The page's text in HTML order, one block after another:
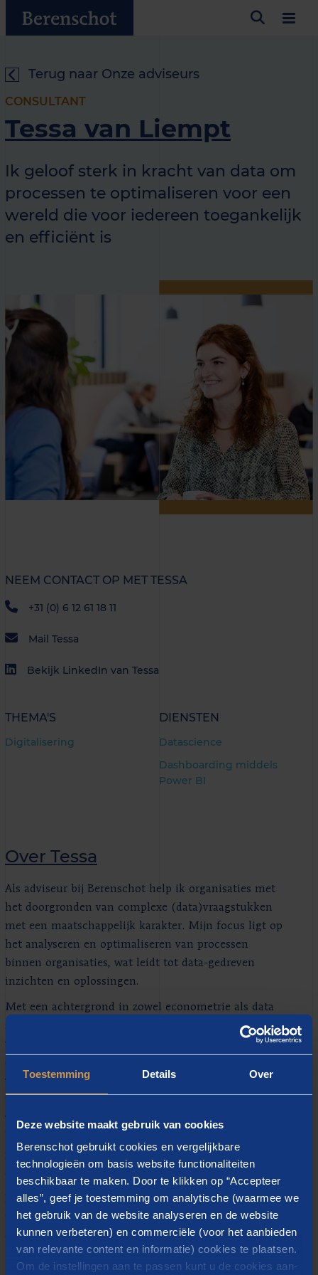
Toestemming Details Over
Deze website maakt gebruik van cookies
Berenschot gebruikt cookies en vergelijkbare
technologieën om basis website functionaliteiten
beschikbaar te maken. Door te klikken op “Accepteer
alles”, geef je toestemming om analytische (waarmee we
het gebruik van de website analyseren en de website
kunnen verbeteren) en commerciële (voor het aanbieden
van relevante content en informatie) cookies te plaatsen.
Om de instellingen aan te passen kunt u de cookies aan-
Terug naar Onze adviseurs
CONSULTANT
Tessa van Liempt
Ik geloof sterk in kracht van data om
processen te optimaliseren voor een
wereld die voor iedereen toegankelijk
en efficiënt is
Over Tessa
Als adviseur bij Berenschot help ik organisaties met
het doorgronden van complexe (data)vraagstukken
met een maatschappelijk karakter. Mijn focus ligt op
het analyseren en optimaliseren van processen
binnen organisaties, wat leidt tot data-gedreven
inzichten en oplossingen.
Met een achtergrond in zowel econometrie als data
wiskundige en statistische technieken toe te passen
van algoritmes. Hierdoor haal ik de juiste informatie
voorspelmodellen te ontwikkelen en data-gedreven
mijn streven naar innovatie en efficiëntie binnen
organisaties.
Door mijn leergierige en enthousiaste aanpak ben ik
in staat om het beoogde resultaat te behalen en
duurzame samenwerkingen te bevorderen.
NEEM CONTACT OP MET TESSA
+31 (0) 6 12 61 18 11
Mail Tessa
Bekijk LinkedIn van Tessa
THEMA'S
Digitalisering
DIENSTEN
Datascience
Dashboarding middels
Power BI